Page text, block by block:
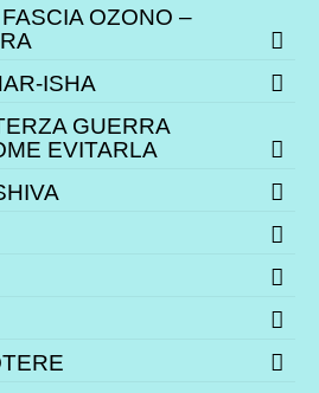
OZONO –
ISHA
GUERRA
EVITARLA